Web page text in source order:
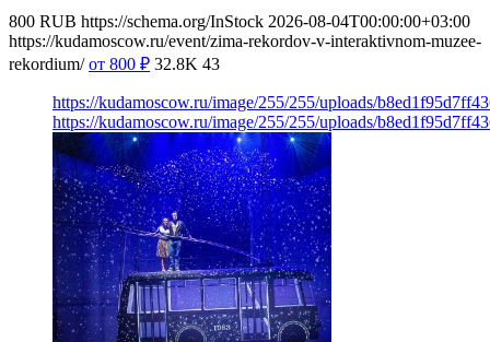
800 RUB https://schema.org/InStock 2026-08-04T00:00:00+03:00
https://kudamoscow.ru/event/zima-rekordov-v-interaktivnom-muzee-
rekordium/ от 800 ₽ 32.8K 43
https://kudamoscow.ru/image/255/255/uploads/
https://kudamoscow.ru/image/255/255/uploads/